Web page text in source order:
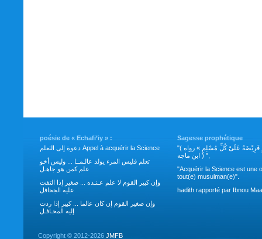
poésie de « Echafi’iy » :
دعوة إلى التعلم Appel à acquérir la Science
تعلم فليس المرء يولد عالـمــا ... وليس أخو
علم كمن هو جاهـل
وإن كبير القوم لا علم عـنـده ... صغير إذا التفت
عليه الجحافل
وإن صغير القوم إن كان عالما ... كبير إذا ردت
إليه المحـافـل
Sagesse prophétique
"( طَلَبُ العِلْمِ فَرِيْضَةٌ عَلَىْ كُلِّ مُسْلِمٍ » رواه
ابن ماجه ) ",
"Acquérir la Science est une
tout(e) musulman(e)".
hadith rapporté par Ibnou
Copyright © 2012-2026 JMFB